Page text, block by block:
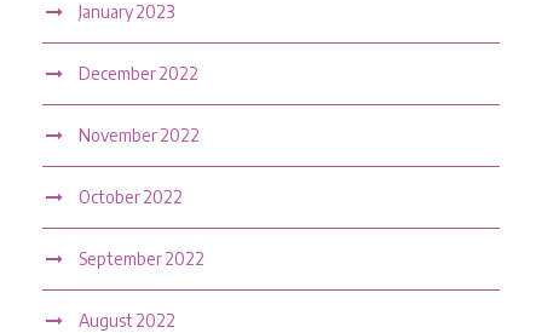
January 2023
December 2022
November 2022
October 2022
September 2022
August 2022